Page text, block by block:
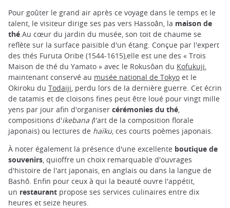
Pour goûter le grand air après ce voyage dans le temps et le
talent, le visiteur dirige ses pas vers Hassoân, la maison de
thé .Au cœur du jardin du musée, son toit de chaume se
reflète sur la surface paisible d'un étang. Conçue par l'expert
des thés Furuta Oribe (1544-1615),elle est une des « Trois
Maison de thé du Yamato » avec le Rokusôan du Kofukuji
maintenant conservé au musée national de Tokyo et le
Okiroku du Todaiji , perdu lors de la dernière guerre. Cet écrin
de tatamis et de cloisons fines peut être loué pour vingt mille
yens par jour afin d'organiser cérémonies du thé
compositions d'ikebana (l'art de la composition florale
japonais) ou lectures de haïku, ces courts poèmes japonais.
À noter également la présence d'une excellente boutique de
souvenirs , quioffre un choix remarquable d'ouvrages
d'histoire de l'art japonais, en anglais ou dans la langue de
Bashô. Enfin pour ceux à qui la beauté ouvre l'appétit,
un restaurant propose ses services culinaires entre dix
heures et seize heures.